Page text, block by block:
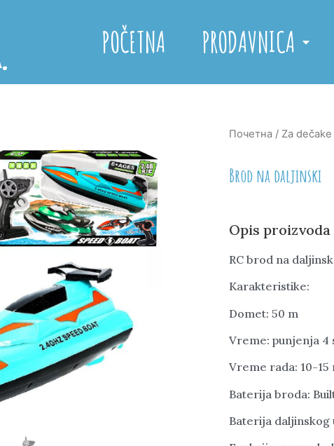
POČETNA PRODAVNICA
Почетна / Za dečake
Brod na daljinski
Opis proizvoda
RC brod na
Karakteristike:
Domet: 50 m
Vreme: punjenja 4
Vreme rada: 10-15
Baterija broda:
Baterija daljinskog